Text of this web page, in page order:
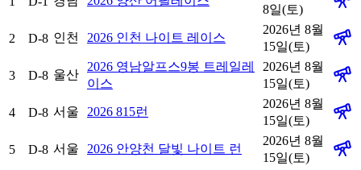
8일(토)
2 D-8 인천 2026 인천 나이트 레이스
2026년 8월
15일(토)
3 D-8 울산
2026 영남알프스9봉 트레일레
이스
2026년 8월
15일(토)
4 D-8 서울 2026 815런
2026년 8월
15일(토)
5 D-8 서울 2026 안양천 달빛 나이트 런
2026년 8월
15일(토)